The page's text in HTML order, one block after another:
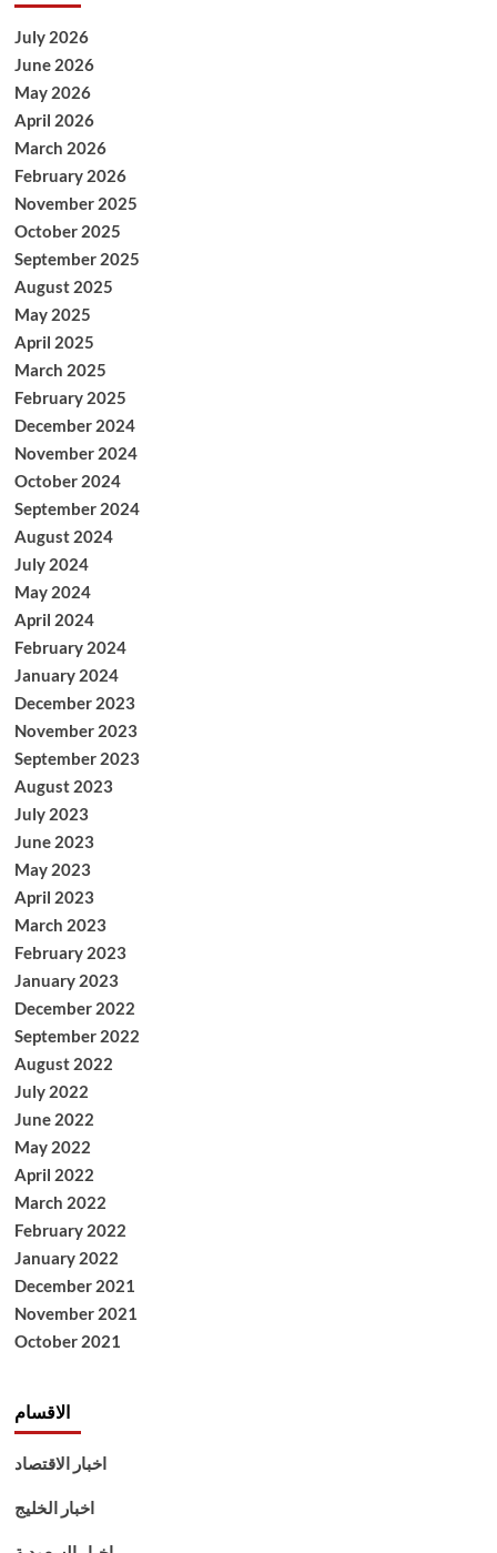
July 2026
June 2026
May 2026
April 2026
March 2026
February 2026
November 2025
October 2025
September 2025
August 2025
May 2025
April 2025
March 2025
February 2025
December 2024
November 2024
October 2024
September 2024
August 2024
July 2024
May 2024
April 2024
February 2024
January 2024
December 2023
November 2023
September 2023
August 2023
July 2023
June 2023
May 2023
April 2023
March 2023
February 2023
January 2023
December 2022
September 2022
August 2022
July 2022
June 2022
May 2022
April 2022
March 2022
February 2022
January 2022
December 2021
November 2021
October 2021
الاقسام
اخبار الاقتصاد
اخبار الخليج